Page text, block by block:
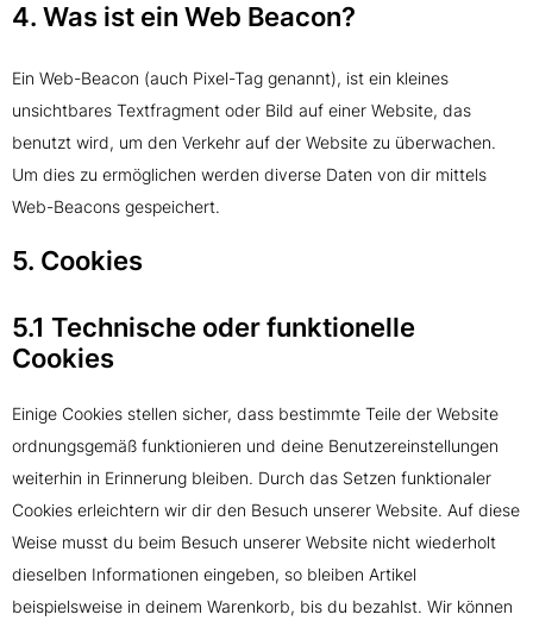
4. Was ist ein Web Beacon?
Ein Web-Beacon (auch Pixel-Tag genannt), ist ein kleines
unsichtbares Textfragment oder Bild auf einer Website, das
benutzt wird, um den Verkehr auf der Website zu überwachen.
Um dies zu ermöglichen werden diverse Daten von dir mittels
Web-Beacons gespeichert.
5. Cookies
5.1 Technische oder funktionelle
Cookies
Einige Cookies stellen sicher, dass bestimmte Teile der Website
ordnungsgemäß funktionieren und deine Benutzereinstellungen
weiterhin in Erinnerung bleiben. Durch das Setzen funktionaler
Cookies erleichtern wir dir den Besuch unserer Website. Auf diese
Weise musst du beim Besuch unserer Website nicht wiederholt
dieselben Informationen eingeben, so bleiben Artikel
beispielsweise in deinem Warenkorb, bis du bezahlst. Wir können